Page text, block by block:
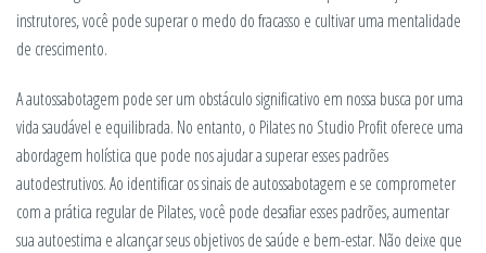
instrutores, você pode superar o medo do fracasso e cultivar uma mentalidade
de crescimento.
A autossabotagem pode ser um obstáculo significativo em nossa busca por uma
vida saudável e equilibrada. No entanto, o Pilates no Studio Profit oferece uma
abordagem holística que pode nos ajudar a superar esses padrões
autodestrutivos. Ao identificar os sinais de autossabotagem e se comprometer
com a prática regular de Pilates, você pode desafiar esses padrões, aumentar
sua autoestima e alcançar seus objetivos de saúde e bem-estar. Não deixe que